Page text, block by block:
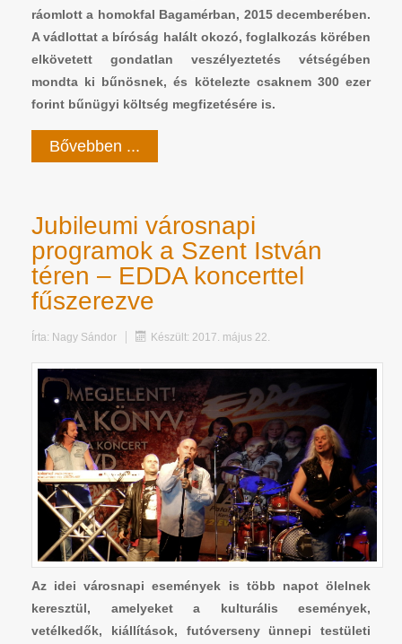
ráomlott a homokfal Bagamérban, 2015 decemberében.
A vádlottat a bíróság halált okozó, foglalkozás körében
elkövetett gondatlan veszélyeztetés vétségében
mondta ki bűnösnek, és kötelezte csaknem 300 ezer
forint bűnügyi költség megfizetésére is.
Bővebben ...
Jubileumi városnapi
programok a Szent István
téren – EDDA koncerttel
fűszerezve
Írta: Nagy Sándor Készült: 2017. május 22.
Az idei városnapi események is több napot ölelnek
keresztül, amelyeket a kulturális események,
vetélkedők, kiállítások, futóverseny ünnepi testületi